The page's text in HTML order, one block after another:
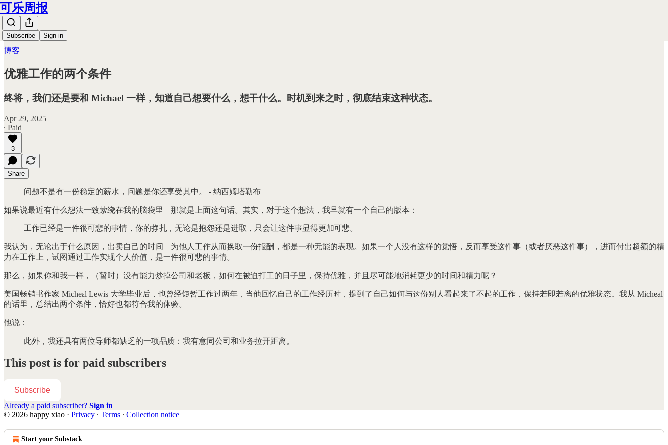
可乐周报
Subscribe Sign in
博客
优雅工作的两个条件
终将，我们还是要和 Michael 一样，知道自己想要什么，想干什么。时机到来之时，彻底结束这种状态。
Apr 29, 2025
∙ Paid
3
Share
问题不是有一份稳定的薪水，问题是你还享受其中。 - 纳西姆塔勒布
如果说最近有什么想法一致萦绕在我的脑袋里，那就是上面这句话。其实，对于这个想法，我早就有一个自己的版本：
工作已经是一件很可悲的事情，你的挣扎，无论是抱怨还是进取，只会让这件事显得更加可悲。
我认为，无论出于什么原因，出卖自己的时间，为他人工作从而换取一份报酬，都是一种无能的表现。如果一个人没有这样的觉悟，反而享受这件事（或者厌恶这件事），进而付出超额的精
力在工作上，试图通过工作实现个人价值，是一件很可悲的事情。
那么，如果你和我一样，（暂时）没有能力炒掉公司和老板，如何在被迫打工的日子里，保持优雅，并且尽可能地消耗更少的时间和精力呢？
美国畅销书作家 Micheal Lewis 大学毕业后，也曾经短暂工作过两年，当他回忆自己的工作经历时，提到了自己如何与这份别人看起来了不起的工作，保持若即若离的优雅状态。我从 Micheal
的话里，总结出两个条件，恰好也都符合我的体验。
他说：
此外，我还具有两位导师都缺乏的一项品质：我有意同公司和业务拉开距离。
This post is for paid subscribers
Subscribe
Already a paid subscriber? Sign in
© 2026 happy xiao · Privacy ∙ Terms ∙ Collection notice
Start your Substack